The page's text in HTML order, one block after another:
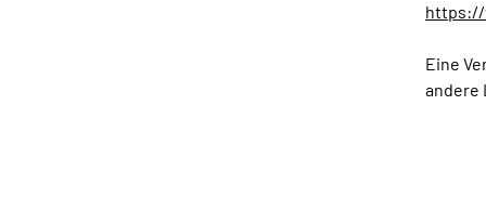
https://
Eine
andere